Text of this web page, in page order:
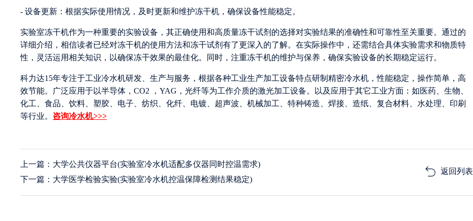
- 设备更新：根据实际使用情况，及时更新和维护冻干机，确保设备性能稳定。
实验室冻干机作为一种重要的实验设备，其正确使用和高质量冻干试剂的选择对实验结果的准确性和可靠性至关重要。通过的
详细介绍，相信读者已经对冻干机的使用方法和冻干试剂有了更深入的了解。在实际操作中，还需结合具体实验需求和物质特
性，灵活运用相关知识，以确保冻干效果的最佳化。同时，注重冻干机的维护与保养，确保实验设备的长期稳定运行。
科力达15年专注于工业冷水机研发、生产与服务，根据各种工业生产加工设备特点研制精密冷水机，性能稳定，操作简单，高
效节能。广泛应用于以半导体，CO2 ，YAG，光纤等为工作介质的激光加工设备。以及应用于其它工业方面：如医药、生物、
化工、食品、饮料、塑胶、电子、纺织、化纤、电镀、超声波、机械加工、特种铸造、焊接、造纸、复合材料、水处理、印刷
等行业。 咨询冷水机>>>
上一篇：大学公共仪器平台(实验室冷水机适配多仪器同时控温需求)
下一篇：大学医学检验实验(实验室冷水机控温保障检测结果稳定)
返回列表